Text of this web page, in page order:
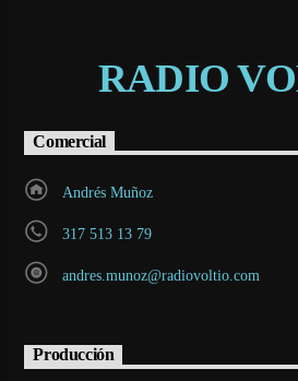
RADIO
Comercial
Andrés Muñoz
317 513 13 79
andres.munoz@radiovoltio.com
Producción